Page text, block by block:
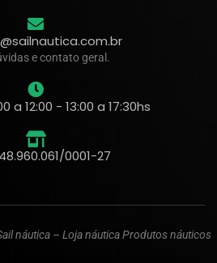
e contato geral.
a 12:00 - 13:00 a 17:30hs
0001-27
náutica – Loja náutica Produtos náuticos